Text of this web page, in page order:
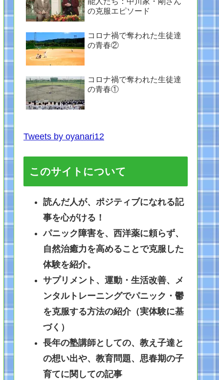
の克服エピソード
コロナ禍で奪われた生徒達
の青春②
コロナ禍で奪われた生徒達
の青春①
Tweets by oyanari12
このサイトについて
読んだ人が、ポジティブになれる記
事を心がける！
パニック障害を、西洋薬に頼らず、
自然治癒力を高めることで克服した
体験を紹介。
サプリメント、運動・生活改善、メ
ンタルトレーニングでパニック・鬱
を克服する方法の紹介（実体験に基
づく）
長年の塾講師としての、教え子達と
の想い出や、教育問題、思春期の子
育てに関しての記事